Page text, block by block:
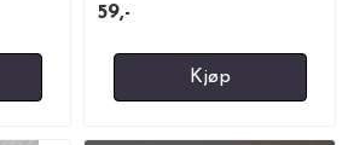
59,-
Kjøp